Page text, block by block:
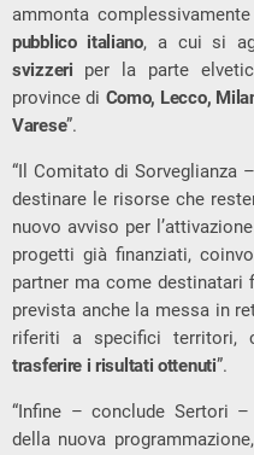
ammonta
pubblico italiano, a cui si
svizzeri per la parte
province di Como, Lecco,
Varese”.
“Il Comitato di Sorveglianza
destinare le risorse che
nuovo avviso per
progetti già finanziati,
partner ma come destinatari
prevista anche la messa in
riferiti a specifici territori,
trasferire i risultati ottenuti”.
“Infine – conclude Sertori
della nuova